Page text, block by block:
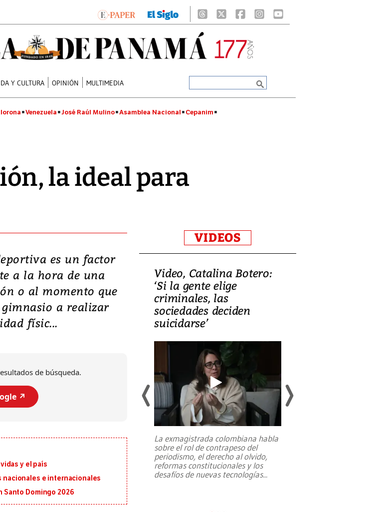
Y CULTURA OPINIÓN MULTIMEDIA
Venezuela José Raúl Mulino Asamblea Nacional Cepanim
la ideal para
es un factor
a la hora de una
o al momento que
a realizar
físic...
de búsqueda.
↗️
y el país
nacionales e internacionales
Santo Domingo 2026
VIDEOS
Japón: Terremoto
heridos y graves
en Kumamoto
sur de Japón, provocando una
Video, Catalina Botero:
‘Si la gente elige
criminales, las
sociedades deciden
suicidarse’
La exmagistrada colombiana habla
sobre el rol de contrapeso del
periodismo, el derecho al olvido,
reformas constitucionales y los
desafíos de nuevas tecnologías...